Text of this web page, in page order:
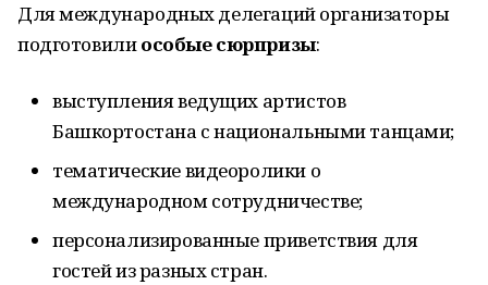
Для международных делегаций организаторы
подготовилиособые сюрпризы:
выступления ведущих артистов
Башкортостана с национальными танцами;
тематические видеоролики о
международном сотрудничестве;
персонализированные приветствия для
гостей из разных стран.